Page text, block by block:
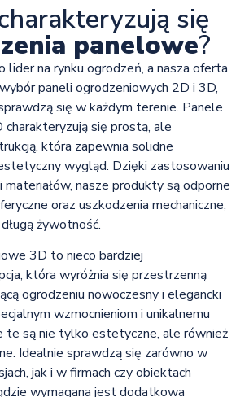
się
panelowe?
lider na rynku ogrodzeń, a nasza oferta
paneli ogrodzeniowych 2D i 3D,
się w każdym terenie. Panele
się prostą, ale
która zapewnia solidne
wygląd. Dzięki zastosowaniu
materiałów, nasze produkty są odporne
oraz uszkodzenia mechaniczne,
żywotność.
3D to nieco bardziej
która wyróżnia się przestrzenną
ogrodzeniu nowoczesny i elegancki
wzmocnieniom i unikalnemu
te są nie tylko estetyczne, ale również
Idealnie sprawdzą się zarówno w
jak i w firmach czy obiektach
wymagana jest dodatkowa